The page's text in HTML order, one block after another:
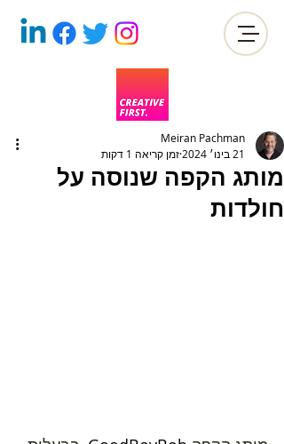
מותג הקפה שנוסה על
חולדות
Meiran Pachman
21 בינו׳ 2024
זמן קריאה 1 דקות